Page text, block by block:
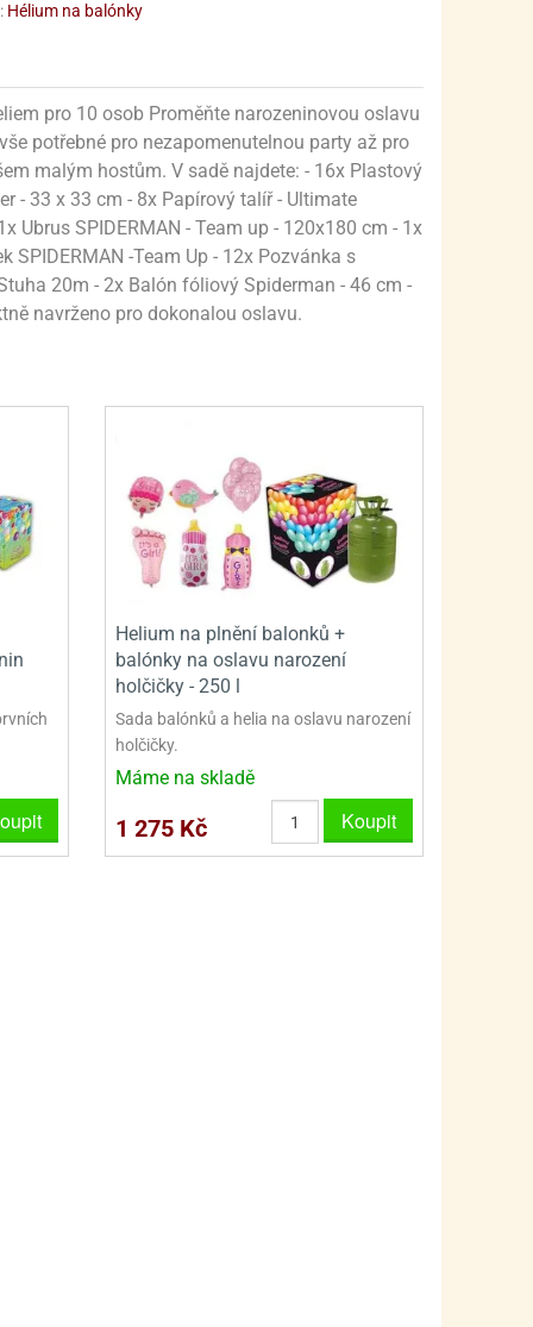
ŠKRABKY
ZAVÍRACÍ NOŽE
A PODTÁCKY
POTRAVIN
CUKŘENKY A KOŘENKY
JÍDLONOSIČE
PLASTOVÉ BOXY A DÓZY
SKLENĚNÉ DÓZY A LAHVE
VAKUOVÉ UCHOVÁNÍ POTRAVIN
A KONZERVACE
PRO FANOUŠKY PRINCEZEN DISNEY
PRO FANOUŠKY SPONGEBOBA
PRO FANOUŠKY STAR WARS - HVĚZDNÉ VÁLKY
PRO FANOUŠKY SUPER MARIO
PRO FANOUŠKY ŠMOULŮ - THE SMURFS
PRO FANOUŠKY TLAPKOVÉ PATROLY - PAW
Hélium na balónky
pro 10 osob Proměňte narozeninovou oslavu
potřebné pro nezapomenutelnou party až pro
malým hostům. V sadě najdete: - 16x Plastový
- 33 x 33 cm - 8x Papírový talíř - Ultimate
Ubrus SPIDERMAN - Team up - 120x180 cm - 1x
SPIDERMAN -Team Up - 12x Pozvánka s
20m - 2x Balón fóliový Spiderman - 46 cm -
navrženo pro dokonalou oslavu.
Helium na plnění balonků +
balónky na oslavu narození
holčičky - 250 l
Sada balónků a helia na oslavu narození
holčičky.
Máme na skladě
1 275 Kč Koupit